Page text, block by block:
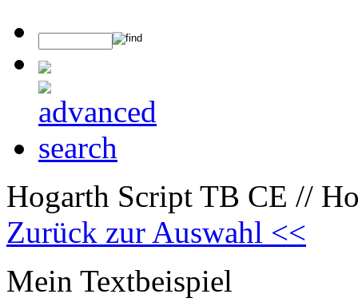
Hogarth Script TB CE //
Zurück zur Auswahl <<
Mein Textbeispiel